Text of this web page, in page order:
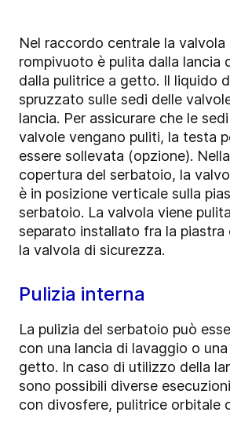
Nel raccordo centrale la valvola
rompivuoto è pulita dalla lancia
dalla pulitrice a getto. Il liquido
spruzzato sulle sedi delle
lancia. Per assicurare che le
valvole vengano puliti, la testa
essere sollevata (opzione).
copertura del serbatoio, la
è in posizione verticale sulla
serbatoio. La valvola viene
separato installato fra la piastra
la valvola di sicurezza.
Pulizia interna
La pulizia del serbatoio può
con una lancia di lavaggio o
getto. In caso di utilizzo della
sono possibili diverse
con divosfere, pulitrice orbitale